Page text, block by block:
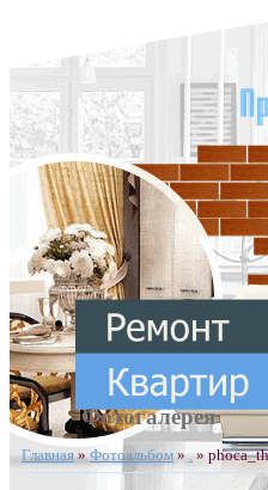
Фотогалерея
Главная»Фотоальбом ».»